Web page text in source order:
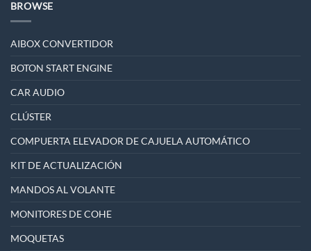
BROWSE
AIBOX CONVERTIDOR
BOTON START ENGINE
CAR AUDIO
CLÚSTER
COMPUERTA ELEVADOR DE CAJUELA AUTOMÁTICO
KIT DE ACTUALIZACIÓN
MANDOS AL VOLANTE
MONITORES DE COHE
MOQUETAS